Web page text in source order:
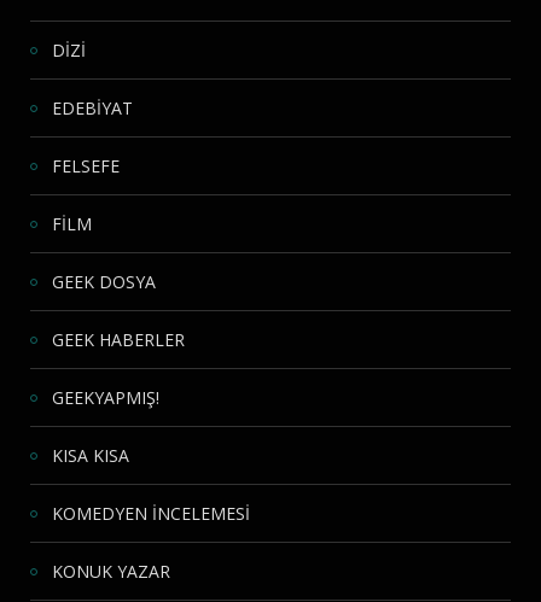
DİZİ
EDEBİYAT
FELSEFE
FİLM
GEEK DOSYA
GEEK HABERLER
GEEKYAPMIŞ!
KISA KISA
KOMEDYEN İNCELEMESİ
KONUK YAZAR